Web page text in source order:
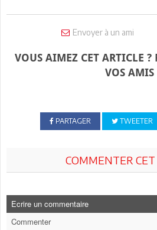
Envoyer à un ami
VOUS AIMEZ CET ARTICLE ?
VOS AMIS
PARTAGER TWEETER
COMMENTER
Ecrire un commentaire
Commenter